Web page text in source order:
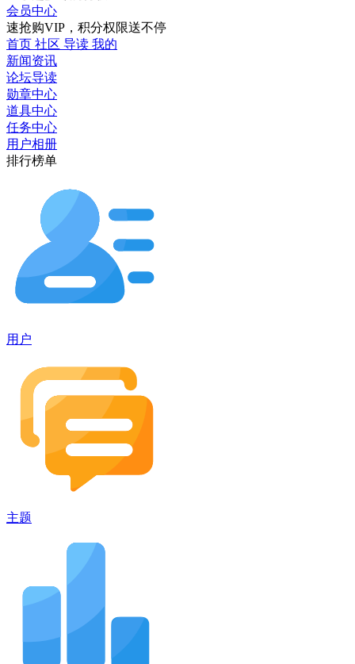
会员中心
速抢购VIP，积分权限送不停
首页 社区 导读 我的
新闻资讯
论坛导读
勋章中心
道具中心
任务中心
用户相册
排行榜单
用户
主题